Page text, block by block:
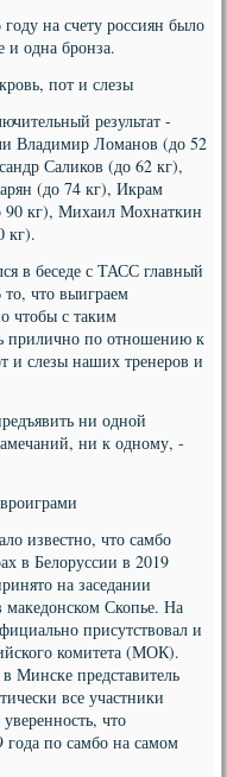
на счету россиян было
и одна бронза.
пот и слезы
результат -
Владимир Ломанов (до 52
Саликов (до 62 кг),
(до 74 кг), Икрам
90 кг), Михаил Мохнаткин
кг).
в беседе с ТАСС главный
что выиграем
чтобы с таким
прилично по отношению к
и слезы наших тренеров и
ни одной
ни к одному, -
известно, что самбо
в Белоруссии в 2019
на заседании
Скопье. На
присутствовал и
комитета (МОК).
Минске представитель
все участники
что
года по самбо на самом